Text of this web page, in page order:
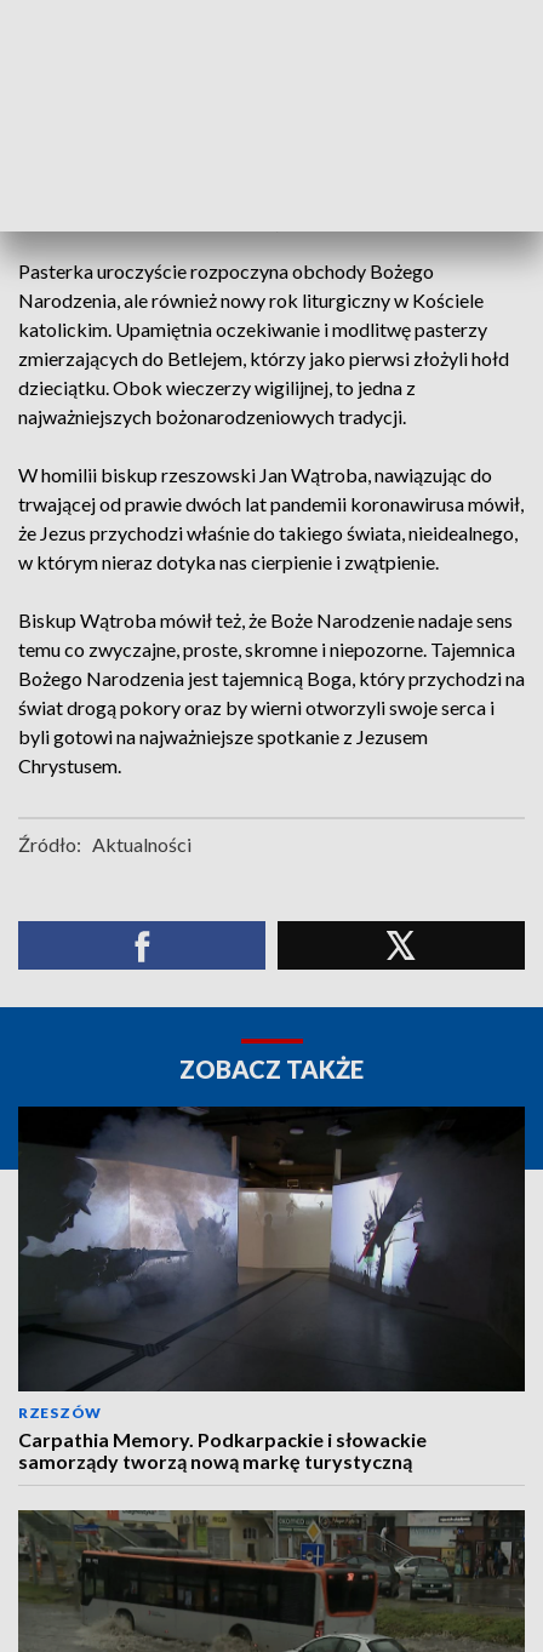
Pasterka uroczyście rozpoczyna obchody Bożego
Narodzenia, ale również nowy rok liturgiczny w Kościele
katolickim. Upamiętnia oczekiwanie i modlitwę pasterzy
zmierzających do Betlejem, którzy jako pierwsi złożyli hołd
dzieciątku. Obok wieczerzy wigilijnej, to jedna z
najważniejszych bożonarodzeniowych tradycji.
W homilii biskup rzeszowski Jan Wątroba, nawiązując do
trwającej od prawie dwóch lat pandemii koronawirusa mówił,
że Jezus przychodzi właśnie do takiego świata, nieidealnego,
w którym nieraz dotyka nas cierpienie i zwątpienie.
Biskup Wątroba mówił też, że Boże Narodzenie nadaje sens
temu co zwyczajne, proste, skromne i niepozorne. Tajemnica
Bożego Narodzenia jest tajemnicą Boga, który przychodzi na
świat drogą pokory oraz by wierni otworzyli swoje serca i
byli gotowi na najważniejsze spotkanie z Jezusem
Chrystusem.
Źródło: Aktualności
ZOBACZ TAKŻE
RZESZÓW
Carpathia Memory. Podkarpackie i słowackie
samorządy tworzą nową markę turystyczną